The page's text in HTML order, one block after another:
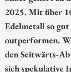
2025. Mit über
Edelmetall so
outperformen.
den Seitwärts-
sich spekulative